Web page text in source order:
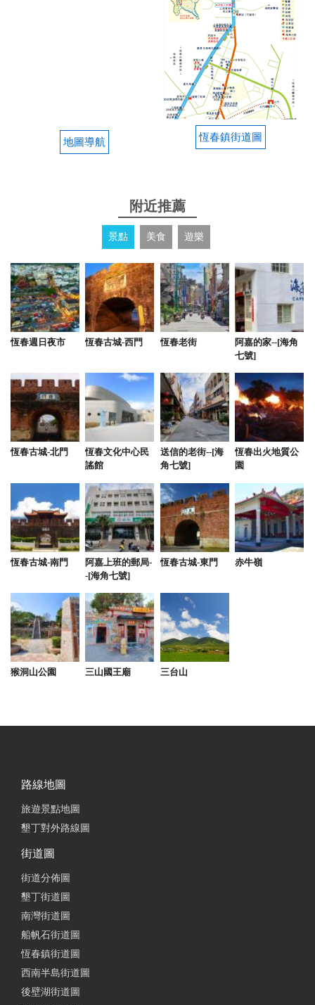
地圖導航 恆春鎮街道圖
附近推薦
景點 美食 遊樂
恆春週日夜市 恆春古城-西門 恆春老街
阿嘉的家--[海角
七號]
恆春古城-北門
恆春文化中心民
謠館
送信的老街--[海
角七號]
恆春出火地質公
園
恆春古城-南門
阿嘉上班的郵局-
-[海角七號]
恆春古城-東門 赤牛嶺
猴洞山公園 三山國王廟 三台山
路線地圖
旅遊景點地圖
墾丁對外路線圖
街道圖
街道分佈圖
墾丁街道圖
南灣街道圖
船帆石街道圖
恆春鎮街道圖
西南半島街道圖
後壁湖街道圖